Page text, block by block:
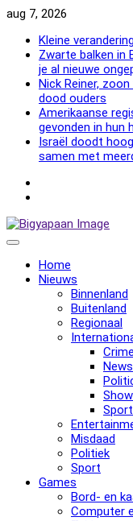
Skip
content
aug 7, 2026
Kleine
Zwarte balken in
je al nieuwe
Nick Reiner,
dood ouders
Amerikaanse
gevonden in hun
Israël doodt
samen met
Home
Nieuws
Binnenland
Buitenland
Regionaal
Crime
News
Misdaad
Politiek
Sport
Games
Bord- en
Computer